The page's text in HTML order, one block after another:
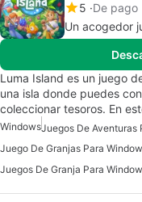
5 De pago
Un acogedor
Luma Island es un juego
una isla donde puedes
coleccionar tesoros. En
WindowsJuegos De Aventuras
Juego De Granjas Para
Juegos De Granja Para